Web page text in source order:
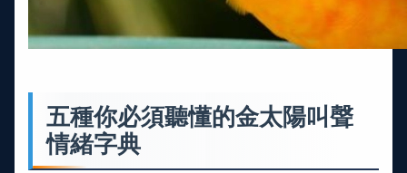
五種你必須聽懂的金太陽叫聲
情緒字典